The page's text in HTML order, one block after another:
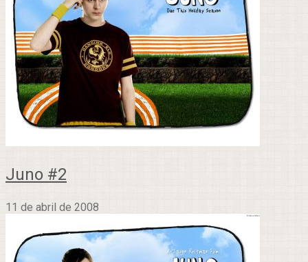
Juno #2
11 de abril de 2008